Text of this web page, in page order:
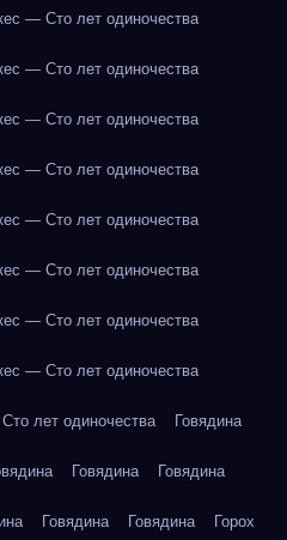
— Сто лет одиночества
— Сто лет одиночества
— Сто лет одиночества
— Сто лет одиночества
— Сто лет одиночества
— Сто лет одиночества
— Сто лет одиночества
— Сто лет одиночества
лет одиночества Говядина
Говядина Говядина
Говядина Говядина Горох